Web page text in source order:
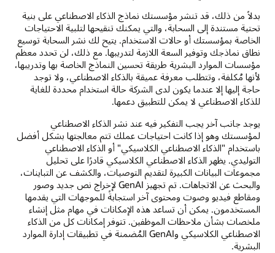
بدلاً من ذلك، قد تنشر مؤسستك نماذج الذكاء الاصطناعي على بنية
تحتية مستندة إلى السحابة، والتي يمكنك تنقيحها لتلبية الاحتياجات
الخاصة بمؤسستك أو حالات الاستخدام. يتيح لك نشر السحابة توسيع
نطاق نماذجك وتوفير السعة اللازمة لتدريبها. مع ذلك، لن تحدد معظم
مؤسسات الموارد البشرية طريقة تحسين النماذج الخاصة بها وتدريبها،
لأنها مُكلفة، وتتطلب معرفة عميقة بالذكاء الاصطناعي، ولا توجد
حاجة إليها إلا عندما يكون لدى الشركة حالة استخدام محددة للغاية
للذكاء الاصطناعي لا يمكن للتطبيق دعمها.
يوجد جانب آخر يجب التفكير فيه عند نشر الذكاء الاصطناعي
لمؤسستك وهو إذا كانت احتياجات عملك تتم معالجتها بشكل أفضل
باستخدام "الذكاء الاصطناعي الكلاسيكي" أو الذكاء الاصطناعي
التوليدي. يظهر الذكاء الاصطناعي الكلاسيكي قادرًا على تحليل
مجموعات البيانات الكبيرة لتقديم التوصيات، والكشف عن التباينات،
والبحث عن الاتجاهات. تم تجهيز GenAI لإخراج نص جديد وصور
ومقاطع فيديو وصوت ومحتوى آخر استجابةً للموجهات التي يقدمها
المستخدمون. يمكن أن تساعد هذه الإمكانات في مهام مثل إنشاء
ملخصات بشأن ملاحظات الموظفين. تتوفر إمكانات كل من الذكاء
الاصطناعي الكلاسيكي وGenAI المُضمنة في تطبيقات إدارة الموارد
البشرية.